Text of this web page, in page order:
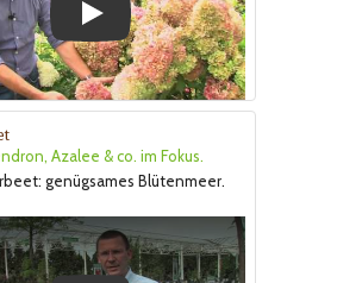
Azalee & co. im Fokus.
genügsames Blütenmeer.